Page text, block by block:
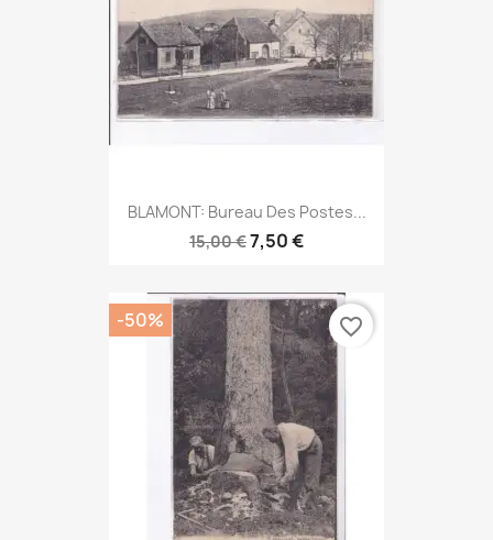
BLAMONT: Bureau Des Postes...
15,00 €7,50 €
-50% favorite_border